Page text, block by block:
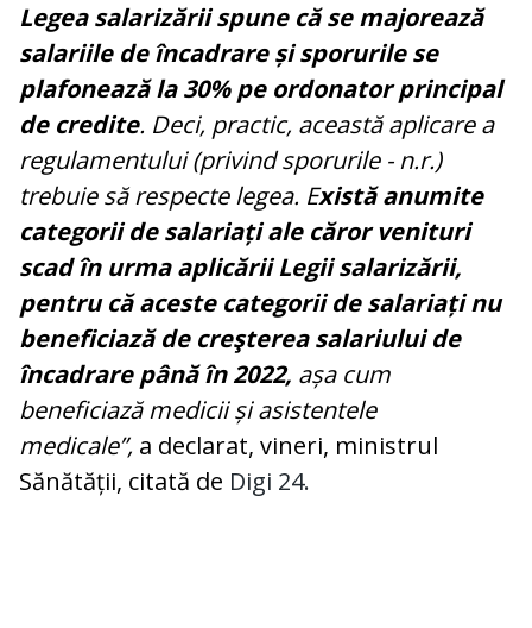
Legea salarizării spune că se majorează
salariile de încadrare și sporurile se
plafonează la 30% pe ordonator principal
de credite. Deci, practic, această aplicare a
regulamentului (privind sporurile - n.r.)
trebuie să respecte legea. Există anumite
categorii de salariați ale căror venituri
scad în urma aplicării Legii salarizării,
pentru că aceste categorii de salariați nu
beneficiază de creşterea salariului de
încadrare până în 2022, așa cum
beneficiază medicii și asistentele
medicale”, a declarat, vineri, ministrul
Sănătății, citată de Digi 24.